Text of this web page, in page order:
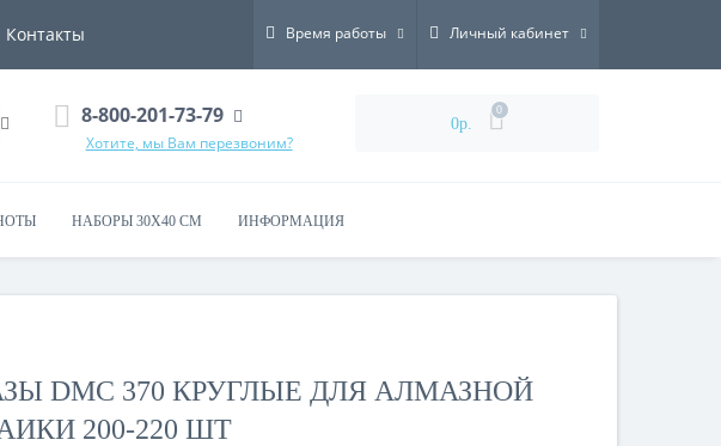
Контакты Время работы Личный кабинет
8-800-201-73-79
Хотите, мы Вам перезвоним?
0р.
0
НАБОРЫ 30Х40 СМ ИНФОРМАЦИЯ
DMC 370 КРУГЛЫЕ ДЛЯ АЛМАЗНОЙ
200-220 ШТ